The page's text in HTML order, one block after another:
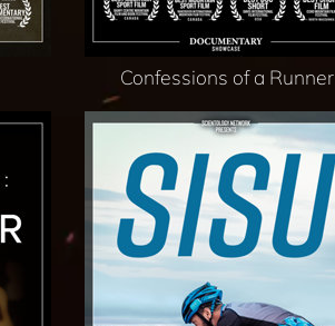
Confessions of a Runner